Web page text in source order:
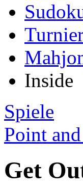
Inside
Spiele
Point
Get